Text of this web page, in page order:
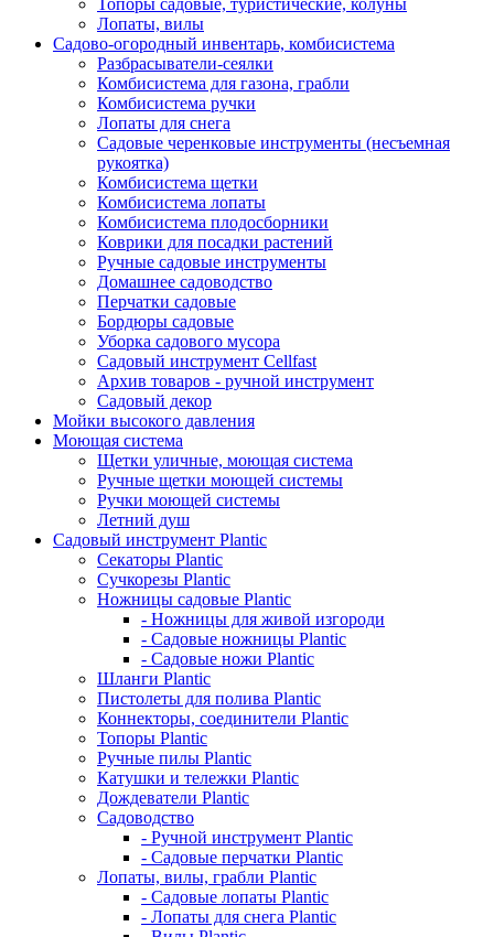
Топоры садовые, туристические, колуны
Лопаты, вилы
Садово-огородный инвентарь, комбисистема
Разбрасыватели-сеялки
Комбисистема для газона, грабли
Комбисистема ручки
Лопаты для снега
Садовые черенковые инструменты (несъемная
рукоятка)
Комбисистема щетки
Комбисистема лопаты
Комбисистема плодосборники
Коврики для посадки растений
Ручные садовые инструменты
Домашнее садоводство
Перчатки садовые
Бордюры садовые
Уборка садового мусора
Садовый инструмент Cellfast
Архив товаров - ручной инструмент
Садовый декор
Мойки высокого давления
Моющая система
Щетки уличные, моющая система
Ручные щетки моющей системы
Ручки моющей системы
Летний душ
Садовый инструмент Plantic
Секаторы Plantic
Сучкорезы Plantic
Ножницы садовые Plantic
- Ножницы для живой изгороди
- Садовые ножницы Plantic
- Садовые ножи Plantic
Шланги Plantic
Пистолеты для полива Plantic
Коннекторы, соединители Plantic
Топоры Plantic
Ручные пилы Plantic
Катушки и тележки Plantic
Дождеватели Plantic
Садоводство
- Ручной инструмент Plantic
- Садовые перчатки Plantic
Лопаты, вилы, грабли Plantic
- Садовые лопаты Plantic
- Лопаты для снега Plantic